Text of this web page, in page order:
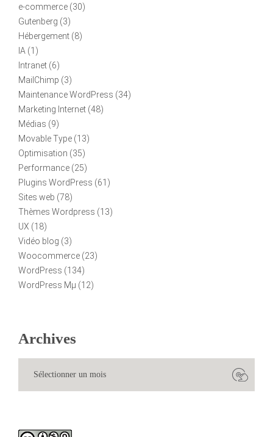
e-commerce (30)
Gutenberg (3)
Hébergement (8)
IA (1)
Intranet (6)
MailChimp (3)
Maintenance WordPress (34)
Marketing Internet (48)
Médias (9)
Movable Type (13)
Optimisation (35)
Performance (25)
Plugins WordPress (61)
Sites web (78)
Thèmes Wordpress (13)
UX (18)
Vidéo blog (3)
Woocommerce (23)
WordPress (134)
WordPress Mµ (12)
Archives